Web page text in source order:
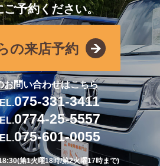
ご予約ください。
の来店予約
お問い合わせはこちら
075-331-3411
0774-25-5557
075-601-0055
第1火曜18時/第2火曜17時まで)